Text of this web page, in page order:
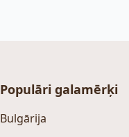
Populāri galamērķi
Bulgārija